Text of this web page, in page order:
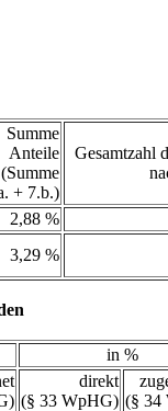
Summe
Anteile
(Summe
+ 7.b.)
Gesamtzahl
2,88 %
3,29 %
in %
direkt
(§ 33 WpHG) (§ 34